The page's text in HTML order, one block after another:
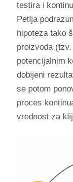
testira i
Petlja
hipoteza tako
proizvoda (tzv.
potencijalnim
dobijeni
se potom
proces
vrednost za